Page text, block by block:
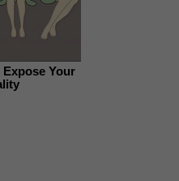
Expose Your